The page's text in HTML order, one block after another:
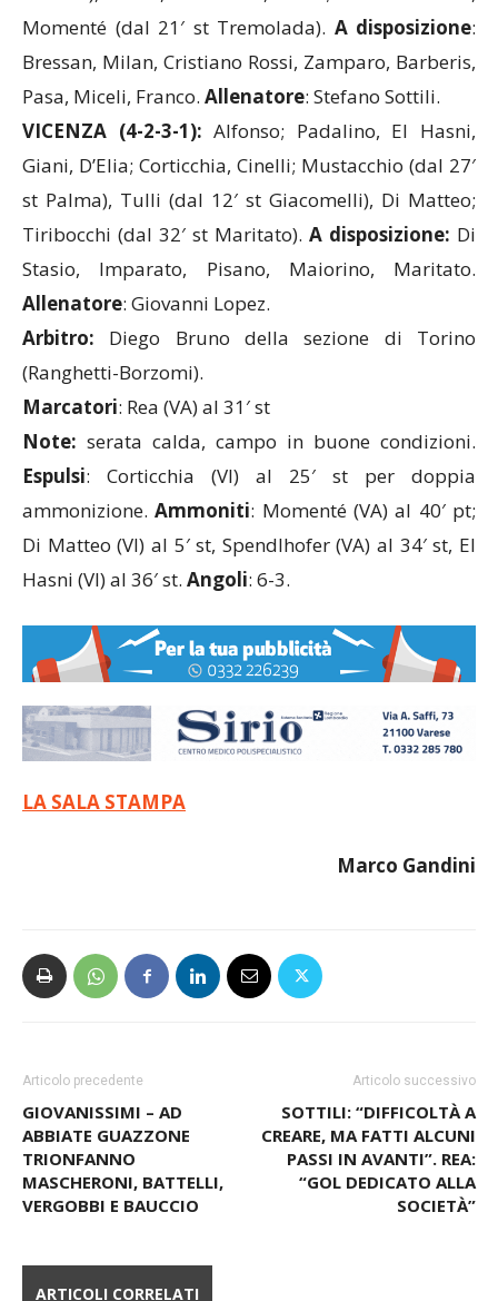
Zecchin), Blasi, Damonte, Calil; Neto Pereira,
Momenté (dal 21′ st Tremolada).A disposizione:
Bressan, Milan, Cristiano Rossi, Zamparo, Barberis,
Pasa, Miceli, Franco. Allenatore: Stefano Sottili.
VICENZA (4-2-3-1):Alfonso; Padalino, El Hasni,
Giani, D’Elia; Corticchia, Cinelli; Mustacchio (dal 27′
st Palma), Tulli (dal 12′ st Giacomelli), Di Matteo;
Tiribocchi (dal 32′ st Maritato).A disposizione:Di
Stasio, Imparato, Pisano, Maiorino, Maritato.
Allenatore: Giovanni Lopez.
Arbitro:Diego Bruno della sezione di Torino
(Ranghetti-Borzomi).
Marcatori: Rea (VA) al 31′ st
Note:serata calda, campo in buone condizioni.
Espulsi: Corticchia (VI) al 25′ st per doppia
ammonizione.Ammoniti: Momenté (VA) al 40′ pt;
Di Matteo (VI) al 5′ st, Spendlhofer (VA) al 34′ st, El
Hasni (VI) al 36′ st.Angoli: 6-3.
Articolo precedente
GIOVANISSIMI – AD
ABBIATE GUAZZONE
MASCHERONI, BATTELLI,
VERGOBBI E BAUCCIO
Articolo successivo
SOTTILI: “DIFFICOLTÀ A
CREARE, MA FATTI ALCUNI